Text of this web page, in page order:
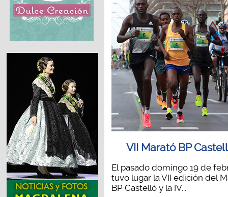
VII Marató BP
El pasado domingo 19 de
tuvo lugar la VII edición del
BP Castelló y la IV...